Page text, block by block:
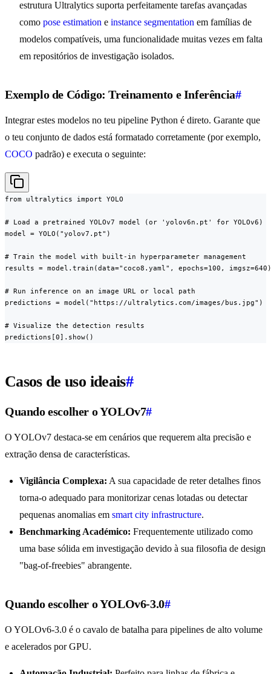
estrutura Ultralytics suporta perfeitamente tarefas avançadas
como pose estimation e instance segmentation em famílias de
modelos compatíveis, uma funcionalidade muitas vezes em falta
em repositórios de investigação isolados.
Exemplo de Código: Treinamento e Inferência#
Integrar estes modelos no teu pipeline Python é direto. Garante que
o teu conjunto de dados está formatado corretamente (por exemplo,
COCO padrão) e executa o seguinte:
from ultralytics import YOLO
# Load a pretrained YOLOv7 model (or 'yolov6n.pt' for YOLOv6)
model = YOLO("yolov7.pt")
# Train the model with built-in hyperparameter management
results = model.train(data="coco8.yaml", epochs=100, imgsz=640)
# Run inference on an image URL or local path
predictions = model("https://ultralytics.com/images/bus.jpg")
# Visualize the detection results
predictions[0].show()
Casos de uso ideais#
Quando escolher o YOLOv7#
O YOLOv7 destaca-se em cenários que requerem alta precisão e
extração densa de características.
Vigilância Complexa: A sua capacidade de reter detalhes finos
torna-o adequado para monitorizar cenas lotadas ou detectar
pequenas anomalias em smart city infrastructure.
Benchmarking Académico: Frequentemente utilizado como
uma base sólida em investigação devido à sua filosofia de design
"bag-of-freebies" abrangente.
Quando escolher o YOLOv6-3.0#
O YOLOv6-3.0 é o cavalo de batalha para pipelines de alto volume
e acelerados por GPU.